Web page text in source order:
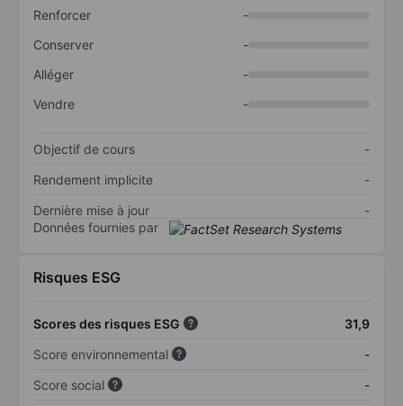
Renforcer
-
Conserver
-
Alléger
-
Vendre
-
Objectif de cours
-
Rendement implicite
-
Dernière mise à jour
-
Données fournies par
Risques ESG
Scores des risques ESG
31,9
Score environnemental
-
Score social
-